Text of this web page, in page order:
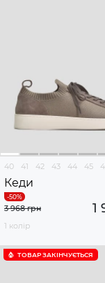
40 41 42 43 44 45
Кеди
1
3 968 грн
1 колір
ТОВАР ЗАКІНЧУЄTЬСЯ